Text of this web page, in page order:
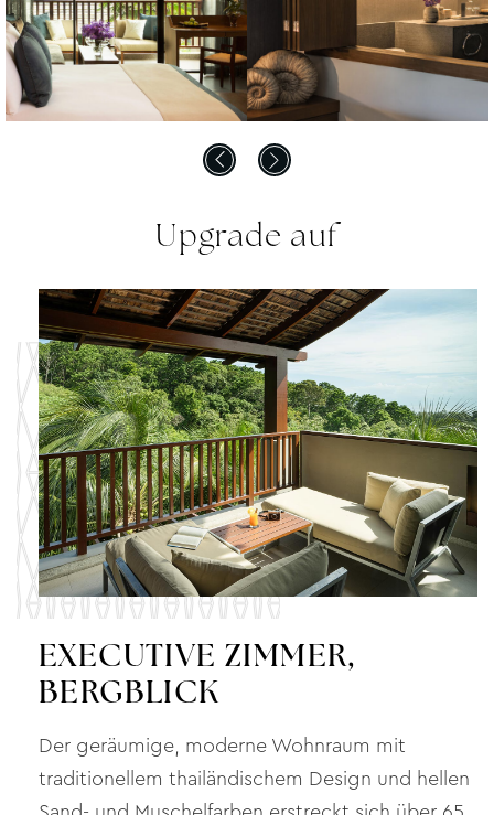
Upgrade auf
EXECUTIVE ZIMMER,
BERGBLICK
Der geräumige, moderne Wohnraum mit
traditionellem thailändischem Design und hellen